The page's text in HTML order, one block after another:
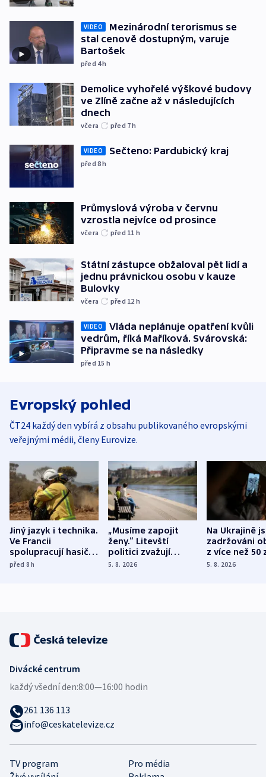
VIDEO
Mezinárodní terorismus se
stal cenově dostupným, varuje
Bartošek
před 4h
Demolice vyhořelé výškové budovy
ve Zlíně začne až v následujících
dnech
včera před 7h
VIDEO Sečteno: Pardubický kraj
před 8h
Průmyslová výroba v červnu
vzrostla nejvíce od prosince
včera před 11 h
Státní zástupce obžaloval pět lidí a
jednu právnickou osobu v kauze
Bulovky
včera před 12 h
VIDEO
Vláda neplánuje opatření kvůli
vedrům, říká Maříková. Svárovská:
Připravme se na následky
před 15 h
Evropský pohled
ČT24 každý den vybírá z obsahu publikovaného evropskými
veřejnými médii, členy Eurovize.
Jiný jazyk i technika.
Ve Francii
spolupracují hasiči z
různých zemí
před 8h
„Musíme zapojit
ženy.“ Litevští
politici zvažují
dohodu o
5. 8. 2026
Na Ukrajině
zadržováni
z více než 50
Bojovali na
5. 8. 2026
TV program
Pro média
Divácké centrum
každý všední den:8:00—16:00 hodin
261 136 113
info@ceskatelevize.cz